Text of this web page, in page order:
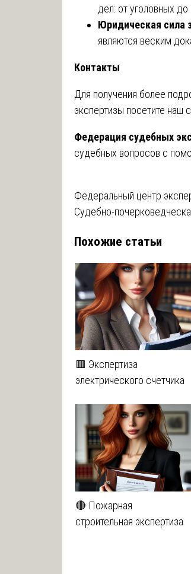
дел: от уголовных
Юридическая сила
являются веским
Контакты
Для получения более
экспертизы посетите наш
Федерация судебных
судебных вопросов с
Навигация
по
записям
Федеральный центр
Судебно-
Похожие статьи
🟥 Экспертиза
электрического счетчика
🔴 Пожарная
строительная экспертиза